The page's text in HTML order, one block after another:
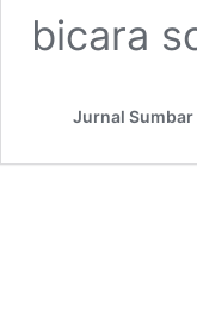
bicara
Jurnal Sumbar